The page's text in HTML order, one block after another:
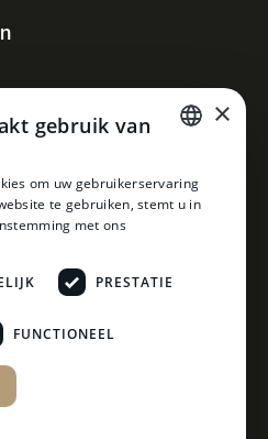
DUTCH
×
gebruik van
om uw gebruikerservaring
te gebruiken, stemt u in
met ons
PRESTATIE
FUNCTIONEEL